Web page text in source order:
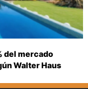
del mercado
Walter Haus